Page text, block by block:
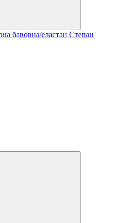
бавовна/еластан Степан